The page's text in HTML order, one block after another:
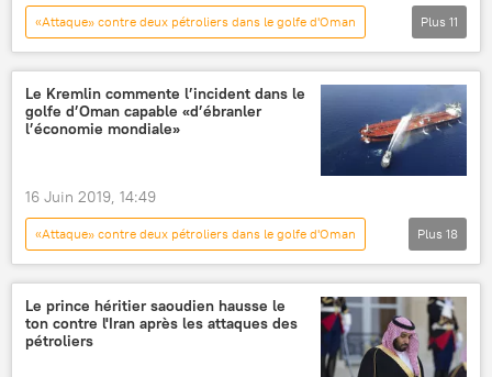
«Attaque» contre deux pétroliers dans le golfe d'Oman
International
Actualités
Benjamin Netanyahou
Israël
Iran
pétrolier
accusations
Plus 11
Le Kremlin commente l’incident dans le
golfe d’Oman capable «d’ébranler
l’économie mondiale»
16 Juin 2019, 14:49
«Attaque» contre deux pétroliers dans le golfe d'Oman
International
Actualités
accusation gratuite
Iran
mer d'Arabie
pétrolier
Irak
Plus 18
Le prince héritier saoudien hausse le
ton contre l'Iran après les attaques des
pétroliers